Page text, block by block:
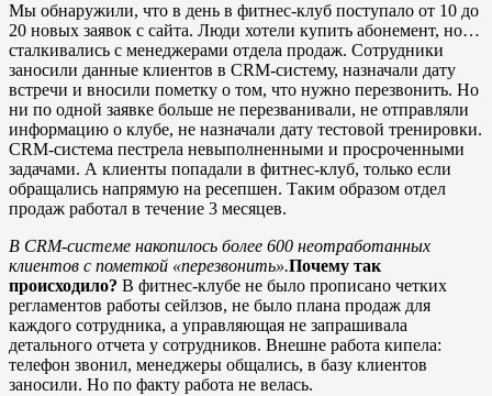
Мы обнаружили, что в день в фитнес-клуб поступало от 10 до
20 новых заявок с сайта. Люди хотели купить абонемент, но…
сталкивались с менеджерами отдела продаж. Сотрудники
заносили данные клиентов в CRM-систему, назначали дату
встречи и вносили пометку о том, что нужно перезвонить. Но
ни по одной заявке больше не перезванивали, не отправляли
информацию о клубе, не назначали дату тестовой тренировки.
CRM-система пестрела невыполненными и просроченными
задачами. А клиенты попадали в фитнес-клуб, только если
обращались напрямую на ресепшен. Таким образом отдел
продаж работал в течение 3 месяцев.
В CRM-системе накопилось более 600 неотработанных
клиентов с пометкой «перезвонить».Почему так
происходило? В фитнес-клубе не было прописано четких
регламентов работы сейлзов, не было плана продаж для
каждого сотрудника, а управляющая не запрашивала
детального отчета у сотрудников. Внешне работа кипела:
телефон звонил, менеджеры общались, в базу клиентов
заносили. Но по факту работа не велась.